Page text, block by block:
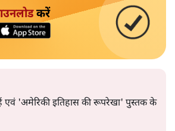
करें
एवं 'अमेरिकी इतिहास की रूपरेखा' पुस्तक के